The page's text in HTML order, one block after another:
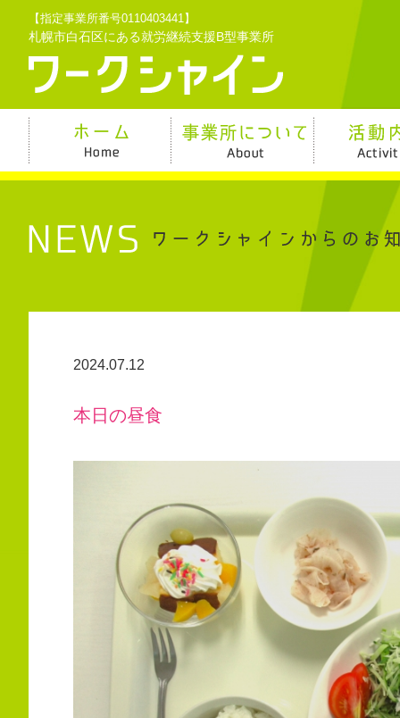
【指定事業所番号0110403441】
札幌市白石区にある就労継続支援B型事業所
2024.07.12
本日の昼食